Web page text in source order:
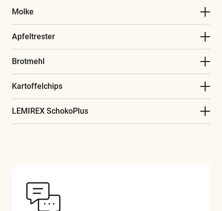
Molke
Apfeltrester
Brotmehl
Kartoffelchips
LEMIREX SchokoPlus